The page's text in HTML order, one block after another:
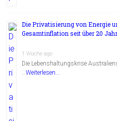
Die Privatisierung von Energie
Gesamtinflation seit über 20
1 Woche ago
Die Lebenshaltungskrise
…Weiterlesen...